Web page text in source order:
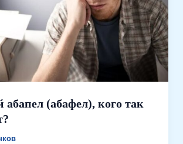
абапел (абафел), кого так